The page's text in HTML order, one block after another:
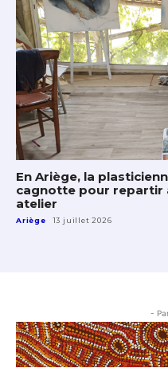
En Ariège, la
cagnotte pour repartir
atelier
Ariège 13 juillet 2026
-